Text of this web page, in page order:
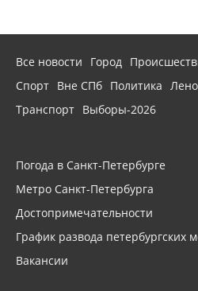
Все новости Город
Спорт Вне СПб Политика
Транспорт Выборы-2026
Погода в Санкт-Петербурге
Метро Санкт-Петербурга
Достопримечательности
График развода петербургских
Вакансии